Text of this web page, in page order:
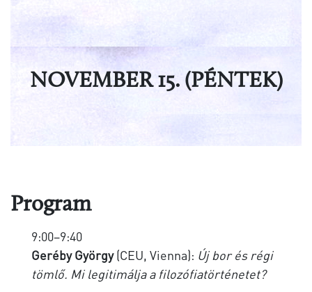
NOVEMBER 15. (PÉNTEK)
Program
9:00–9:40
Geréby György(CEU, Vienna): Új bor és régi
tömlő. Mi legitimálja a filozófiatörténetet?